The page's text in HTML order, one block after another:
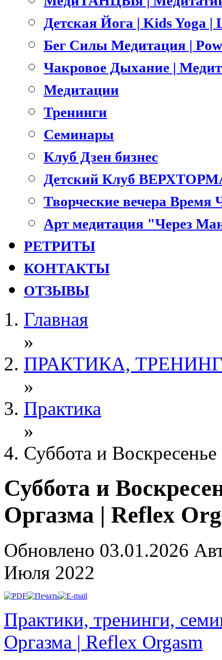
Детская Йога | Kids Yoga
Бег Силы Медитация |
Чакровое Дыхание |
Медитации
Тренинги
Семинары
Клуб Дзен бизнес
Детский Клуб
Творческие вечера
Арт медитация "Через
РЕТРИТЫ
КОНТАКТЫ
ОТЗЫВЫ
Главная
»
ПРАКТИКА,
»
Практика
»
Суббота и
Суббота и
Оргазма | Reflex
Обновлено 03.01.2026
Июля 2022
Практики, тренинги,
Оргазма | Reflex Orgasm